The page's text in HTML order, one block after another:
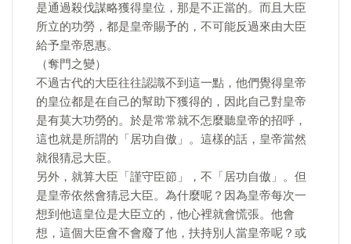
是通過殺伐謀略獲得皇位，那是不正當的。而且大臣
所立的功勞，都是皇帝賜予的，不可能反過來由大臣
給予皇帝恩惠。
（奪門之變）
不過古代的大臣往往認識不到這一點，他們覺得皇帝
的皇位都是在自己的幫助下獲得的，因此自己對皇帝
是有莫大功勞的。於是常常就不怎麼聽皇帝的招呼，
這也就是所謂的「居功自傲」。這樣的話，皇帝當然
就很猜忌大臣。
另外，就算大臣「謹守臣節」，不「居功自傲」。但
是皇帝依然會猜忌大臣。為什麼呢？因為皇帝每次一
想到他這皇位是大臣立的，他心裡就會慌張。他會
想，這個大臣會不會廢了他，扶持別人當皇帝呢？或